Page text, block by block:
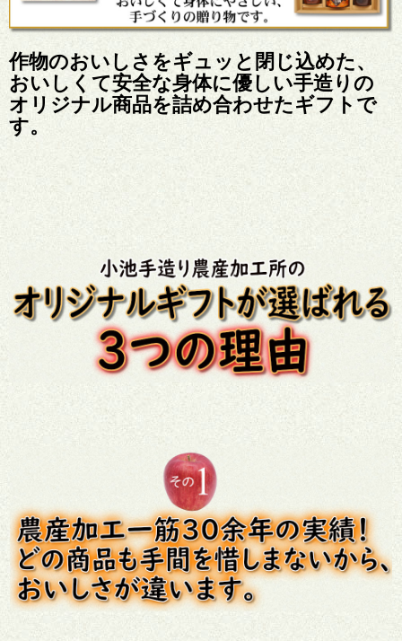
作物のおいしさをギュッと閉じ込めた、
おいしくて安全な身体に優しい手造りの
オリジナル商品を詰め合わせたギフトで
す。